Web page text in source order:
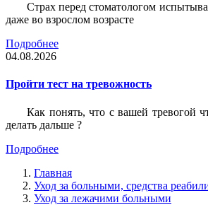
Страх перед стоматологом
даже во взрослом возрасте
Подробнее
04.08.2026
Пройти тест на тревожность
Как понять, что с вашей тревогой
делать дальше ?
Подробнее
Главная
Уход за больными, средства
Уход за лежачими больными